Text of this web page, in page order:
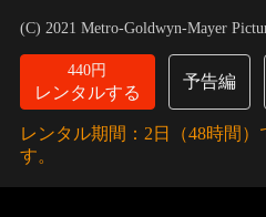
でをも引き起こしていく。
(C) 2021 Metro-Goldwyn-Mayer
440円
レンタルする
予告編
レンタル期間：2日（48時間
す。